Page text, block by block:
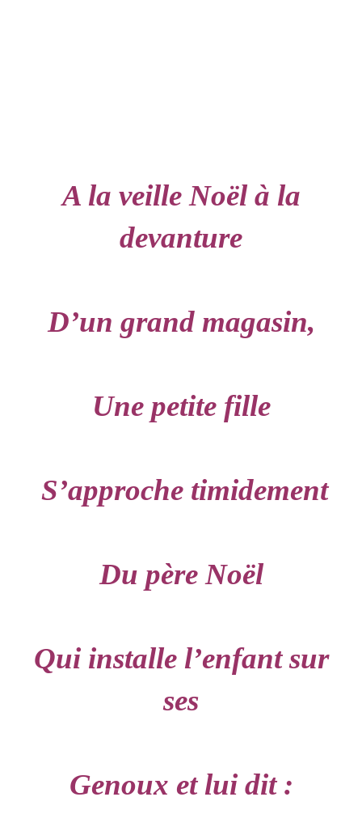
A la veille Noël à la
devanture
D’un grand magasin,
Une petite fille
S’approche timidement
Du père Noël
Qui installe l’enfant sur
ses
Genoux et lui dit :